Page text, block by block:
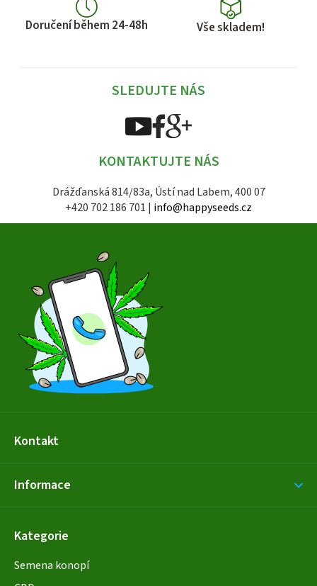
Doručení během 24-48h Vše skladem!
SLEDUJTE NÁS
KONTAKTUJTE NÁS
Drážďanská 814/83a, Ústí nad Labem, 400 07
+420 702 186 701 | info@happyseeds.cz
Kontakt
Informace
Kategorie
Semena konopí